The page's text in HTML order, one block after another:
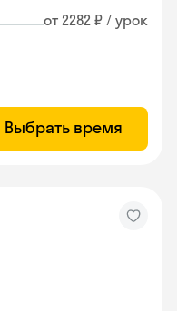
от 2282 ₽ / урок
Выбрать время